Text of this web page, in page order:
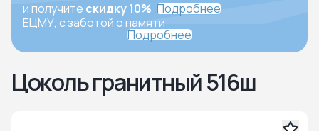
и получите скидку 10% Подробнее
ЕЦМУ, с заботой о памяти
Подробнее
Цоколь гранитный 516ш